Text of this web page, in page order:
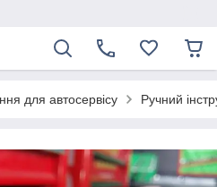
для автосервісу Ручний